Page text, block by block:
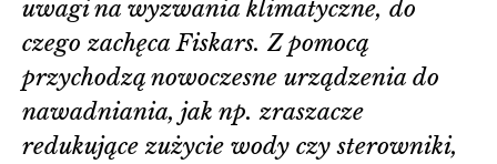
uwagi na wyzwania klimatyczne, do
czego zachęca Fiskars. Z pomocą
przychodzą nowoczesne urządzenia do
nawadniania, jak np. zraszacze
redukujące zużycie wody czy sterowniki,